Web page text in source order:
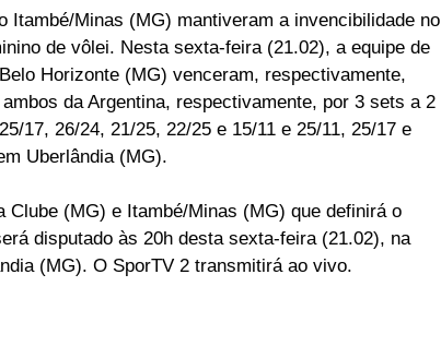
Itambé/Minas (MG) mantiveram a invencibilidade no
de vôlei. Nesta sexta-feira (21.02), a equipe de
Horizonte (MG) venceram, respectivamente,
da Argentina, respectivamente, por 3 sets a 2
17, 26/24, 21/25, 22/25 e 15/11 e 25/11, 25/17 e
Uberlândia (MG).
Clube (MG) e Itambé/Minas (MG) que definirá o
disputado às 20h desta sexta-feira (21.02), na
(MG). O SporTV 2 transmitirá ao vivo.